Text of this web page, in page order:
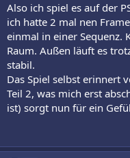
Also ich spiel es auf der
ich hatte 2 mal nen
einmal in einer Sequenz.
Raum. Außen läuft es
stabil.
Das Spiel selbst erinnert
Teil 2, was mich erst
ist) sorgt nun für ein